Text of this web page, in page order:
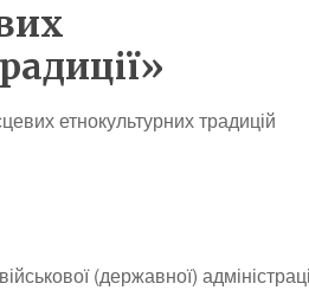
етнокультурних традицій
(державної)